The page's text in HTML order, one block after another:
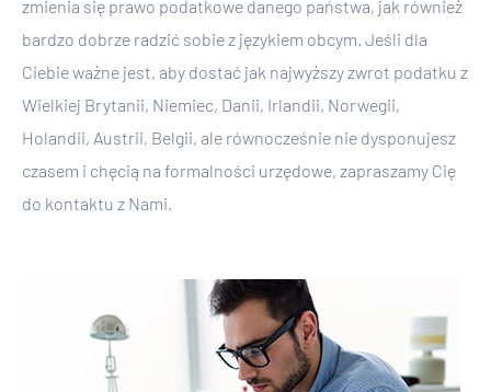
zmienia się prawo podatkowe danego państwa, jak również
bardzo dobrze radzić sobie z językiem obcym. Jeśli dla
Ciebie ważne jest, aby dostać jak najwyższy zwrot podatku z
Wielkiej Brytanii, Niemiec, Danii, Irlandii, Norwegii,
Holandii, Austrii, Belgii, ale równocześnie nie dysponujesz
czasem i chęcią na formalności urzędowe, zapraszamy Cię
do kontaktu z Nami.